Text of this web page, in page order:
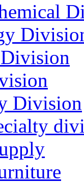
Division